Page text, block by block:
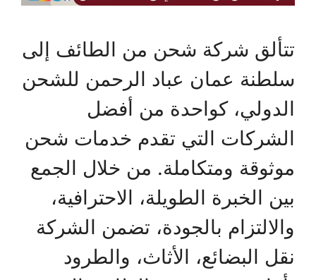
تتألق شركة شحن من الطائف إلى
سلطنة عمان عباد الرحمن للشحن
الدولي، كواحدة من أفضل
الشركات التي تقدم خدمات شحن
موثوقة ومتكاملة. من خلال الجمع
بين الخبرة الطويلة، الاحترافية،
والالتزام بالجودة، تضمن الشركة
نقل البضائع، الأثاث، والطرود